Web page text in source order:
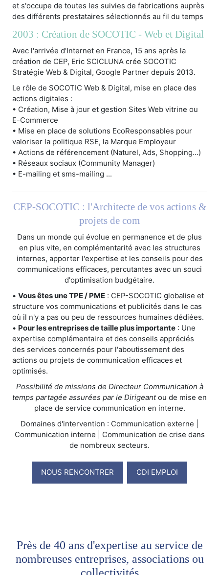
et s'occupe de toutes les suivies de fabrications auprès
des différents prestataires sélectionnés au fil du temps
2003 : Création de SOCOTIC - Web et Digital
Avec l'arrivée d'Internet en France, 15 ans après la
création de CEP, Eric SCICLUNA crée SOCOTIC
Stratégie Web & Digital, Google Partner depuis 2013.
Le rôle de SOCOTIC Web & Digital, mise en place des
actions digitales :
• Création, Mise à jour et gestion Sites Web vitrine ou
E-Commerce
• Mise en place de solutions EcoResponsables pour
valoriser la politique RSE, la Marque Employeur
• Actions de référencement (Naturel, Ads, Shopping...)
• Réseaux sociaux (Community Manager)
• E-mailing et sms-mailing ...
CEP-SOCOTIC : l'Architecte de vos actions &
projets de com
Dans un monde qui évolue en permanence et de plus
en plus vite, en complémentarité avec les structures
internes, apporter l'expertise et les conseils pour des
communications efficaces, percutantes avec un souci
d'optimisation budgétaire.
• Vous êtes une TPE / PME : CEP-SOCOTIC globalise et
structure vos communications et publicités dans le cas
où il n'y a pas ou peu de ressources humaines dédiées.
• Pour les entreprises de taille plus importante : Une
expertise complémentaire et des conseils appréciés
des services concernés pour l'aboutissement des
actions ou projets de communication efficaces et
optimisés.
Possibilité de missions de Directeur Communication à
temps partagée assurées par le Dirigeantou de mise en
place de service communication en interne.
Domaines d'intervention : Communication externe |
Communication interne | Communication de crise dans
de nombreux secteurs.
NOUS RENCONTRER CDI EMPLOI
Près de 40 ans d'expertise au service de
nombreuses entreprises, associations ou
collectivités